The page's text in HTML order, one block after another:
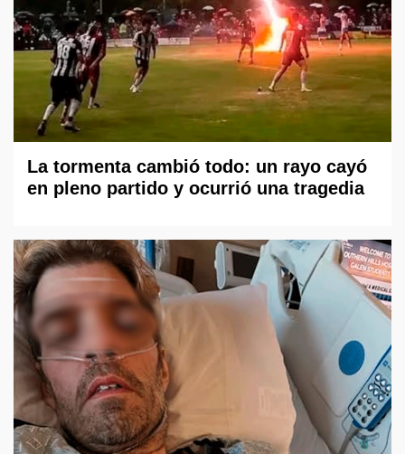
La tormenta cambió todo: un rayo cayó
en pleno partido y ocurrió una tragedia